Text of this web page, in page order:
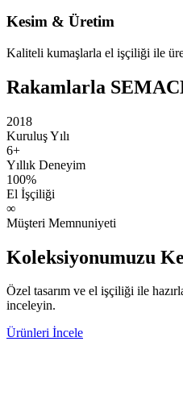
Kesim & Üretim
Kaliteli kumaşlarla el işçiliği ile
Rakamlarla
2018
Kuruluş Yılı
6+
Yıllık Deneyim
100%
El İşçiliği
∞
Müşteri Memnuniyeti
Koleksiyonumuzu
Özel tasarım ve el işçiliği ile
inceleyin.
Ürünleri İncele